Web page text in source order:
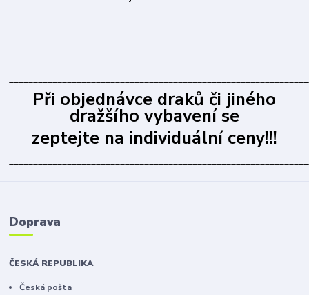
Při objednávce draků či jiného
dražšího vybavení se
zeptejte na individuální ceny!!!
Doprava
ČESKÁ REPUBLIKA
Česká pošta